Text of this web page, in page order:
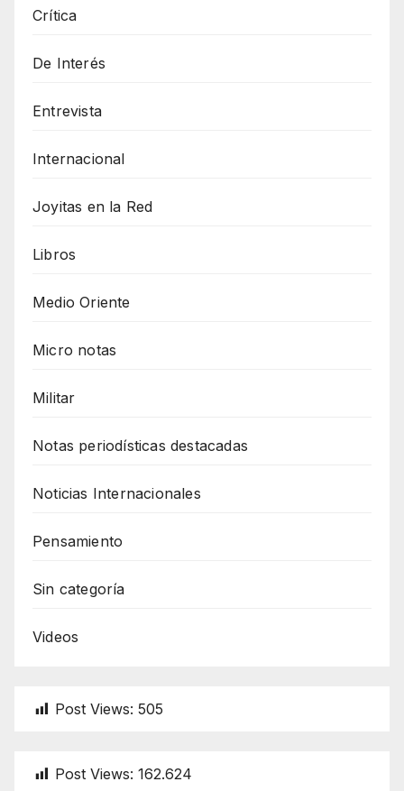
Crítica
De Interés
Entrevista
Internacional
Joyitas en la Red
Libros
Medio Oriente
Micro notas
Militar
Notas periodísticas destacadas
Noticias Internacionales
Pensamiento
Sin categoría
Videos
Post Views: 505
Post Views: 162.624